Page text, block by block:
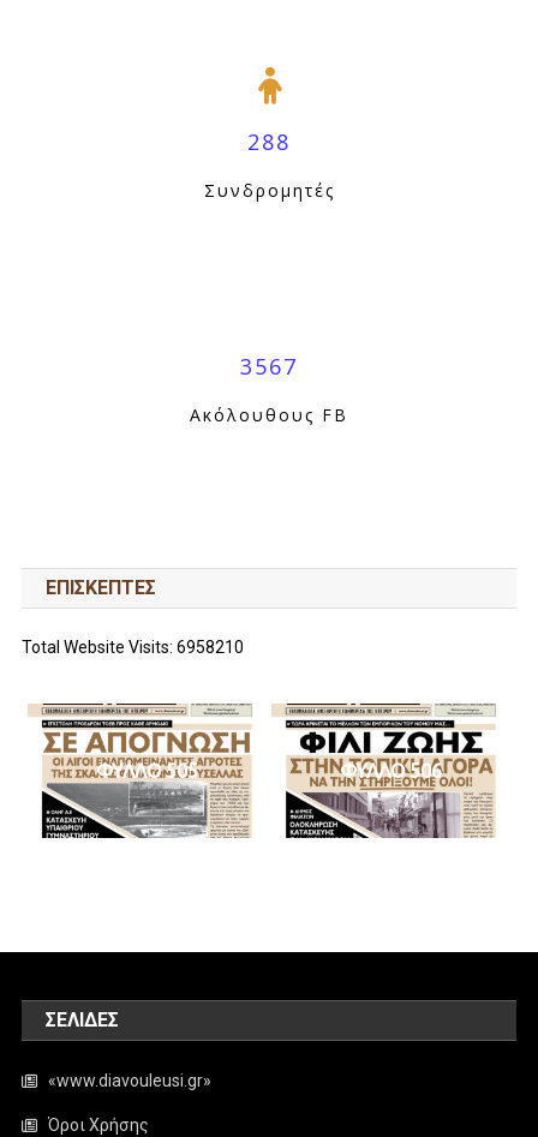
288
Συνδρομητές
3567
Ακόλουθους FB
ΕΠΙΣΚΕΠΤΕΣ
Total Website Visits: 6958210
ΦΥΛΛΟ 505 ΦΥΛΛΟ 506
ΣΕΛΊΔΕΣ
«www.diavouleusi.gr»
Όροι Χρήσης